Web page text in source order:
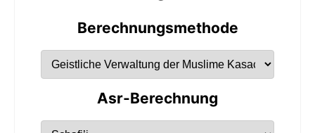
Berechnungsmethode
Asr-Berechnung